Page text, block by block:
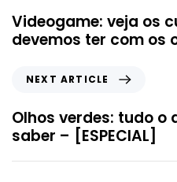
Videogame: veja os
devemos ter com os
NEXT ARTICLE
Olhos verdes: tudo o
saber – [ESPECIAL]